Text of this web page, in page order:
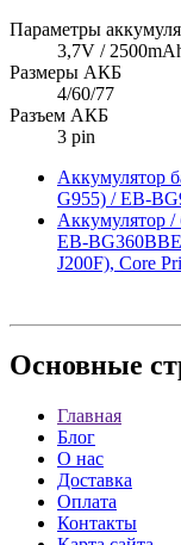
Параметры
3,7V /
Размеры АКБ
4/60/77
Разъем АКБ
3 pin
Аккумулятор
G955) / EB-
Аккумулятор
EB-
J200F), Core
Основные
Главная
Блог
О нас
Доставка
Оплата
Контакты